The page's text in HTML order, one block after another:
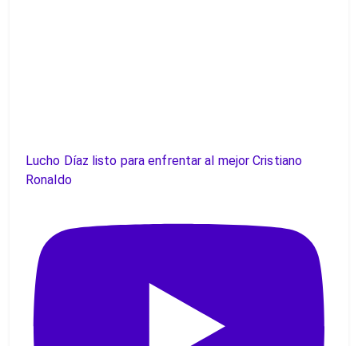
Lucho Díaz listo para enfrentar al mejor Cristiano
Ronaldo